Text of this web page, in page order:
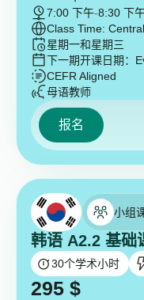
7:00 下午-8:30 下
Class Time:
星期一和星期三
下一期开课日期：
CEFR Aligned
母语教师
报名
小组
韩语 A2.2 基础
30个学术小时
295 $